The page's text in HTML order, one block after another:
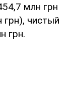
млн грн
чистый
грн.